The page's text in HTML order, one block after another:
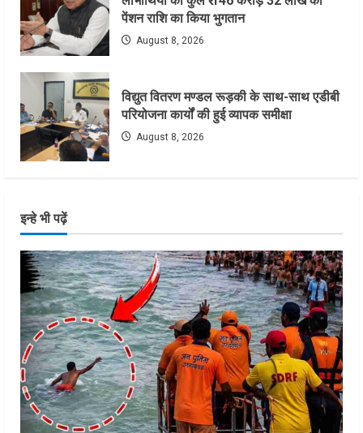
पेंशन राशि का किया भुगतान
August 8, 2026
विद्युत वितरण मण्डल रूड़की के साथ-साथ एडीबी
परियोजना कार्यों की हुई व्यापक समीक्षा
August 8, 2026
इन्हे भी पढ़ें